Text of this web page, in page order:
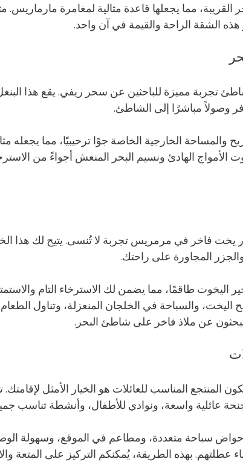
مما يجعلها قاعدة مثالية لمغامرة مارماريس.
هذه الشقة الراحة والقيمة في آن واحد.
تجربة مميزة للباحثين عن سحر ريفي. يقع هذا
وصولاً مباشرًا إلى الشاطئ.
والمساحة الخارجية الخاصة جوًا ترحيبيًا، مما يجعله
الأمواج الهادئ ونسيم البحر المنعش أجواءً من
يخت فاخر في مرمريس تجربة لا تُنسى. يتيح لك هذا
المجاورة على راحتك.
اليخوت طاقمًا، مما يضمن لك الاسترخاء التام
والسباحة في الخلجان المنعزلة، وتناول
يبحثون عن ملاذ فاخر على شاطئ البحر.
المنتجع المناسب للعائلات هو الخيار الأمثل لإقامتك.
عائلية واسعة، ونوادي للأطفال، وأنشطة تناسب
سباحة متعددة، ومطاعم في الموقع، وسهولة
عطلتهم. بهذه الطريقة، يُمكنكم التركيز على المتعة